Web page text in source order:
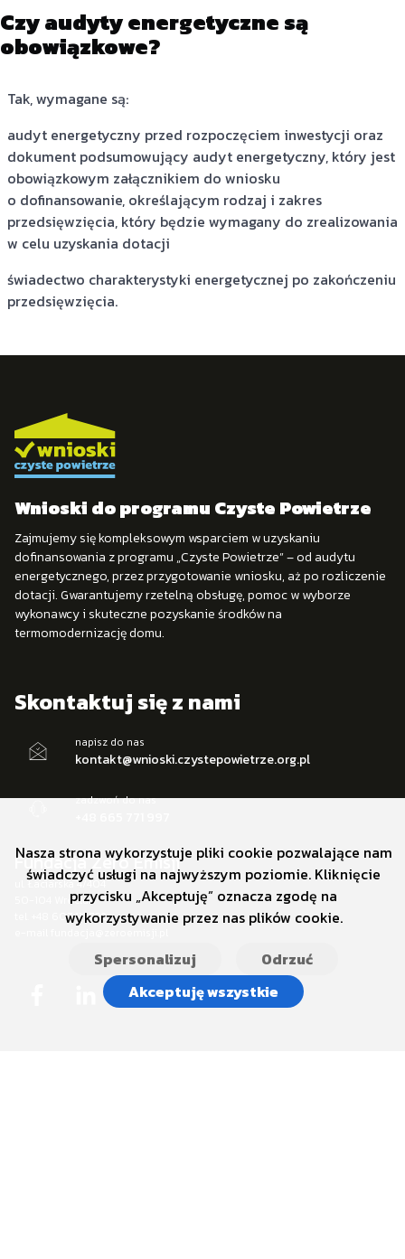
Nasza strona wykorzystuje pliki cookie pozwalające nam
świadczyć usługi na najwyższym poziomie. Kliknięcie
przycisku „Akceptuję” oznacza zgodę na
wykorzystywanie przez nas plików cookie.
Spersonalizuj
Odrzuć
Akceptuję wszystkie
Czy audyty energetyczne są
obowiązkowe?
Tak, wymagane są:
audyt energetyczny przed rozpoczęciem inwestycji oraz
dokument podsumowujący audyt energetyczny, który jest
obowiązkowym załącznikiem do wniosku
o dofinansowanie, określającym rodzaj i zakres
przedsięwzięcia, który będzie wymagany do zrealizowania
w celu uzyskania dotacji
świadectwo charakterystyki energetycznej po zakończeniu
przedsięwzięcia.
Wnioski do programu Czyste Powietrze
Zajmujemy się kompleksowym wsparciem w uzyskaniu
dofinansowania z programu „Czyste Powietrze” – od audytu
energetycznego, przez przygotowanie wniosku, aż po rozliczenie
dotacji. Gwarantujemy rzetelną obsługę, pomoc w wyborze
wykonawcy i skuteczne pozyskanie środków na
termomodernizację domu.
Skontaktuj się z nami
napisz do nas
kontakt@wnioski.czystepowietrze.org.pl
zadzwoń do nas
Fundacja Zero Emisji
ul. Łaciarska 4/404
50-104 Wrocław
tel. +48 607 111 792